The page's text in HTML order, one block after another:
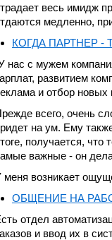
весь имидж
медленно,
КОГДА ПАРТНЕР
нас с мужем
развитием
и отбор новых
всего, очень
на ум. Ему
получается,
важные - он
меня возникает
ОБЩЕНИЕ НА
отдел
и ввод их в